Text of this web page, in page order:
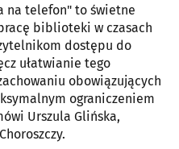
na telefon" to świetne
biblioteki w czasach
dostępu do
ułatwianie tego
obowiązujących
ograniczeniem
Urszula Glińska,